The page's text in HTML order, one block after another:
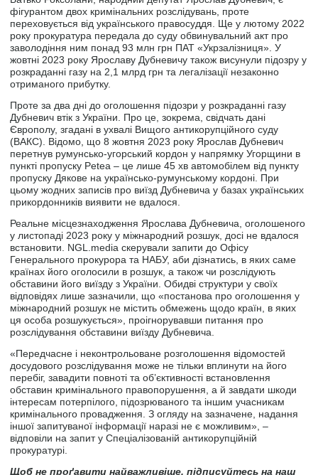
фігурантом двох кримінальних розслідувань, проте
переховується від українського правосуддя. Ще у лютому 2022
року прокуратура передала до суду обвинувальний акт про
заволодіння ним понад 93 млн грн ПАТ «Укрзалізниця». У
жовтні 2023 року Ярославу Дубневичу також висунули підозру у
розкраданні газу на 2,1 млрд грн та легалізації незаконно
отриманого прибутку.
Проте за два дні до оголошення підозри у розкраданні газу
Дубневич втік з України. Про це, зокрема, свідчать дані
Європолу, згадані в ухвалі Вищого антикорупційного суду
(ВАКС). Відомо, що 8 жовтня 2023 року Ярослав Дубневич
перетнув румунсько-угорський кордон у напрямку Угорщини в
пункті пропуску Petea – це лише 45 хв автомобілем від пункту
пропуску Дякове на українсько-румунському кордоні. При
цьому жодних записів про виїзд Дубневича у базах українських
прикордонників виявити не вдалося.
Реальне місцезнаходження Ярослава Дубневича, оголошеного
у листопаді 2023 року у міжнародний розшук, досі не вдалося
встановити. NGL.media скерували запити до Офісу
Генерального прокурора та НАБУ, аби дізнатись, в яких саме
країнах його оголосили в розшук, а також чи розслідують
обставини його виїзду з України. Обидві структури у своїх
відповідях лише зазначили, що «постанова про оголошення у
міжнародний розшук не містить обмежень щодо країн, в яких
ця особа розшукується», проігнорувавши питання про
розслідування обставини виїзду Дубневича.
«Передчасне і неконтрольоване розголошення відомостей
досудового розслідування може не тільки вплинути на його
перебіг, завадити повноті та об’єктивності встановлення
обставин кримінального правопорушення, а й завдати шкоди
інтересам потерпілого, підозрюваного та іншим учасникам
кримінального провадження. З огляду на зазначене, надання
іншої запитуваної інформації наразі не є можливим», –
відповіли на запит у Спеціалізованій антикорупційній
прокуратурі.
Щоб не проґавити найважливіше, підписуйтесь на наш